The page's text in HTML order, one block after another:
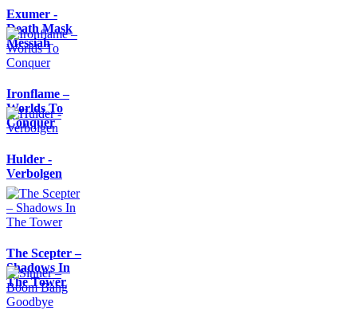
Exumer -
Death Mask
Messiah
Ironflame –
Worlds To
Conquer
Hulder -
Verbolgen
The Scepter –
Shadows In
The Tower